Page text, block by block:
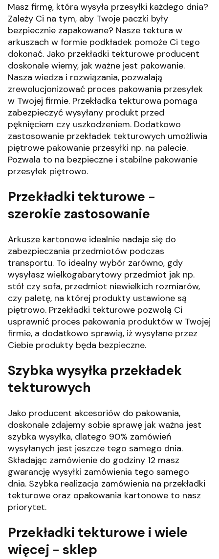
Masz firmę, która wysyła przesyłki każdego dnia?
Zależy Ci na tym, aby Twoje paczki były
bezpiecznie zapakowane? Nasze tektura w
arkuszach w formie podkładek pomoże Ci tego
dokonać. Jako przekładki tekturowe producent
doskonale wiemy, jak ważne jest pakowanie.
Nasza wiedza i rozwiązania, pozwalają
zrewolucjonizować proces pakowania przesyłek
w Twojej firmie. Przekładka tekturowa pomaga
zabezpieczyć wysyłany produkt przed
pęknięciem czy uszkodzeniem. Dodatkowo
zastosowanie przekładek tekturowych umożliwia
piętrowe pakowanie przesyłki np. na palecie.
Pozwala to na bezpieczne i stabilne pakowanie
przesyłek piętrowo.
Przekładki tekturowe -
szerokie zastosowanie
Arkusze kartonowe idealnie nadaje się do
zabezpieczania przedmiotów podczas
transportu. To idealny wybór zarówno, gdy
wysyłasz wielkogabarytowy przedmiot jak np.
stół czy sofa, przedmiot niewielkich rozmiarów,
czy paletę, na której produkty ustawione są
piętrowo. Przekładki tekturowe pozwolą Ci
usprawnić proces pakowania produktów w Twojej
firmie, a dodatkowo sprawią, iż wysyłane przez
Ciebie produkty będa bezpieczne.
Szybka wysyłka przekładek
tekturowych
Jako producent akcesoriów do pakowania,
doskonale zdajemy sobie sprawę jak ważna jest
szybka wysyłka, dlatego 90% zamówień
wysyłanych jest jeszcze tego samego dnia.
Składając zamówienie do godziny 12 masz
gwarancję wysyłki zamówienia tego samego
dnia. Szybka realizacja zamówienia na przekładki
tekturowe oraz opakowania kartonowe to nasz
priorytet.
Przekładki tekturowe i wiele
więcej - sklep